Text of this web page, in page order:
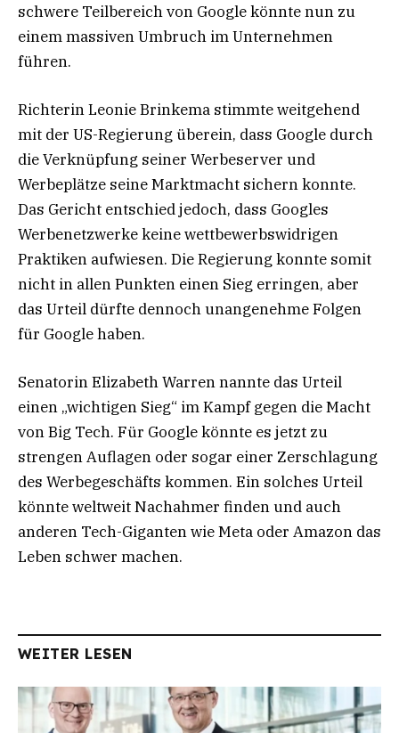
schwere Teilbereich von Google könnte nun zu
einem massiven Umbruch im Unternehmen
führen.
Richterin Leonie Brinkema stimmte weitgehend
mit der US-Regierung überein, dass Google durch
die Verknüpfung seiner Werbeserver und
Werbeplätze seine Marktmacht sichern konnte.
Das Gericht entschied jedoch, dass Googles
Werbenetzwerke keine wettbewerbswidrigen
Praktiken aufwiesen. Die Regierung konnte somit
nicht in allen Punkten einen Sieg erringen, aber
das Urteil dürfte dennoch unangenehme Folgen
für Google haben.
Senatorin Elizabeth Warren nannte das Urteil
einen „wichtigen Sieg“ im Kampf gegen die Macht
von Big Tech. Für Google könnte es jetzt zu
strengen Auflagen oder sogar einer Zerschlagung
des Werbegeschäfts kommen. Ein solches Urteil
könnte weltweit Nachahmer finden und auch
anderen Tech-Giganten wie Meta oder Amazon das
Leben schwer machen.
WEITER LESEN